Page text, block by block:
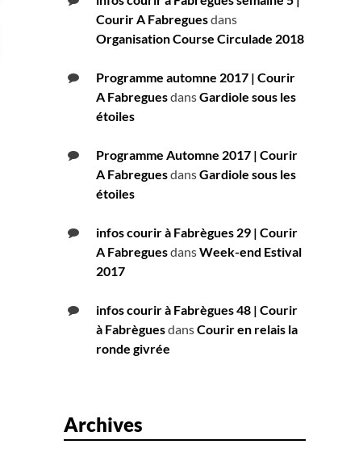
Courir A Fabreguesdans
Organisation Course Circulade 2018
Programme automne 2017 | Courir
A FabreguesdansGardiole sous les
étoiles
Programme Automne 2017 | Courir
A FabreguesdansGardiole sous les
étoiles
infos courir à Fabrègues 29 | Courir
A FabreguesdansWeek-end Estival
2017
infos courir à Fabrègues 48 | Courir
à FabrèguesdansCourir en relais la
ronde givrée
Archives